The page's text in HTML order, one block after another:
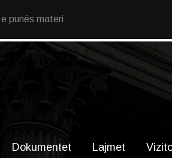
punës materi
Dokumentet Lajmet